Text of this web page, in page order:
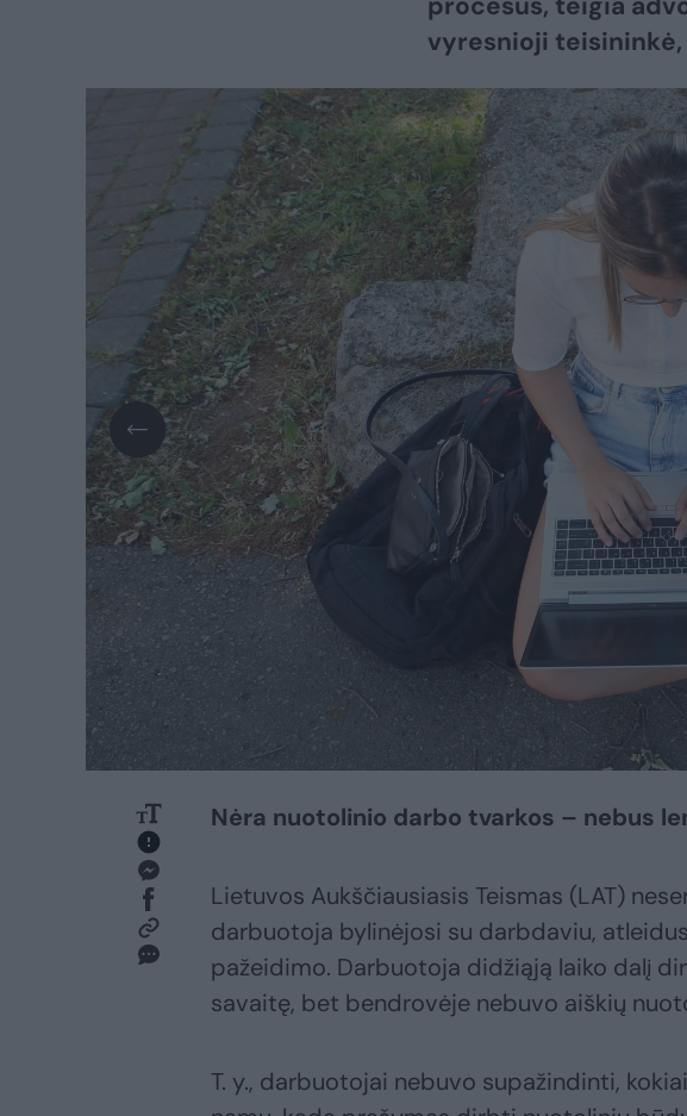
vyresnioji
Nėra nuotolinio darbo tvarkos – nebus
Lietuvos Aukščiausiasis Teismas (LAT)
darbuotoja bylinėjosi su darbdaviu,
pažeidimo. Darbuotoja didžiąją laiko dalį
savaitę, bet bendrovėje nebuvo aiškių
T. y., darbuotojai nebuvo supažindinti,